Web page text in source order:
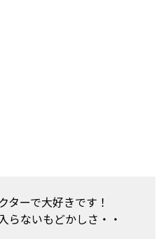
ターで大好きです！
らないもどかしさ・・